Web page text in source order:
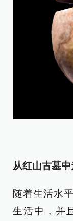
从红山古墓
随着生活水
生活中，并